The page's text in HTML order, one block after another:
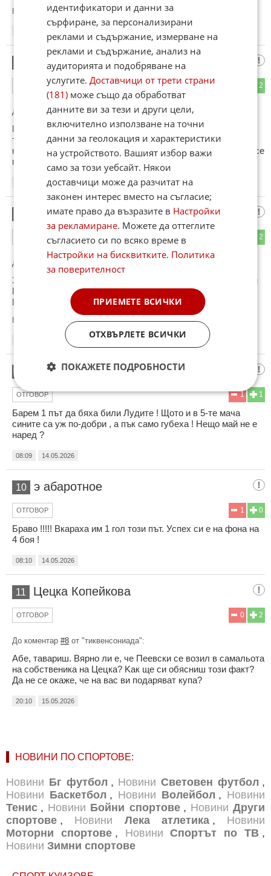
Коментиран от #7
Лудогорец
2
ОТГОВОР
До коментар#6от "Истината":
Подарил титлата .Абе сляп ли си или че Лудогорец не са
това което бяха и отделно имат поне десетина играчи
контузени.Не може все да си на върха от време на време се
пада във ниското но важното е да се върнеш пак отгоре.
14.05.2026
тиквенсониада
2
До коментар #1
За отборо на ВЛАСТТА ли говориш ? За отборо на Бойко и
Пеевски ?
Все пак 1 гол в 5 мача си е успех , прав си в радостта .
Коментиран от #11
14.05.2026
Слоностозъбест Абракадабър
1
1
ОТГОВОР
Барем 1 път да бяха били Лудите ! Щото и в 5-те мача
сините са уж по-добри , а пък само губеха ! Нещо май не е
наред ?
08:09 14.05.2026
10 э абаротное
0
1
ОТГОВОР
Браво !!!!! Вкараха им 1 гол този път. Успех си е на фона на
4 боя !
08:10 14.05.2026
11 Цецка Копейкова
2
0
ОТГОВОР
До коментар #8 от "тиквенсониада":
Абе, тавариш. Вярно ли е, че Пеевски се возил в самальота
на собственика на Цецка? Kaк ще си обясниш този факт?
Да не се окаже, че на вас ви подаряват купа?
20:10 15.05.2026
НОВИНИ ПО СПОРТОВЕ:
Новини Бг футбол , Новини Световен футбол ,
Новини Баскетбол , Новини Волейбол , Новини
Тенис , Новини Бойни спортове , Новини Други
спортове , Новини Лека атлетика , Новини
Моторни спортове , Новини Спортът по ТВ ,
Новини Зимни спортове
идентификатори и данни за
сърфиране, за персонализирани
реклами и съдържание, измерване на
реклами и съдържание, анализ на
аудиторията и подобряване на
услугите.Доставчици от трети страни
(181) може също да обработват
данните ви за тези и други цели,
включително използване на точни
данни за геолокация и характеристики
на устройството. Вашият избор важи
само за този уебсайт. Някои
доставчици може да разчитат на
законен интерес вместо на съгласие;
имате право да възразите в Настройки
за рекламиране. Можете да оттеглите
съгласието си по всяко време в
Настройки на бисквитките. Политика
за поверителност
ПРИЕМЕТЕ ВСИЧКИ
ОТХВЪРЛЕТЕ ВСИЧКИ
ПОКАЖЕТЕ ПОДРОБНОСТИ